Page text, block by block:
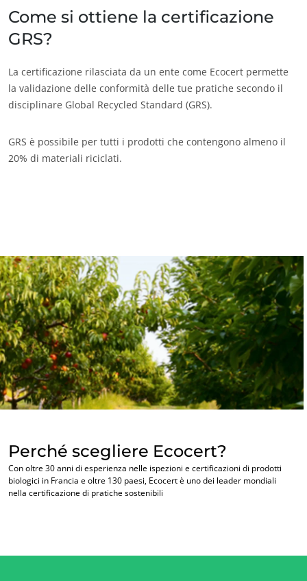
I NOSTRI SETTORI DI ATTIVITÀ
Agroalimentare
Cosmetici
Tessile
Prodotti per la cura della casa
Materiali durevoli
Inputs
Come si ottiene la certificazione
GRS?
La certificazione rilasciata da un ente come Ecocert permette
la validazione delle conformità delle tue pratiche secondo il
disciplinare Global Recycled Standard (GRS).
GRS è possibile per tutti i prodotti che contengono almeno il
20% di materiali riciclati.
Perché scegliere Ecocert?
Con oltre 30 anni di esperienza nelle ispezioni e certificazioni di prodotti
biologici in Francia e oltre 130 paesi, Ecocert è uno dei leader mondiali
nella certificazione di pratiche sostenibili